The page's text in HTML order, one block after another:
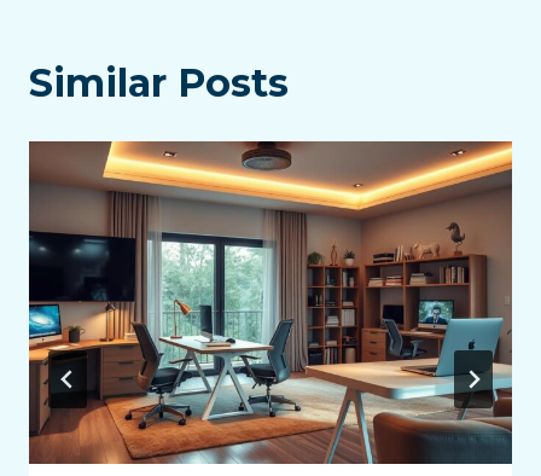
Similar Posts